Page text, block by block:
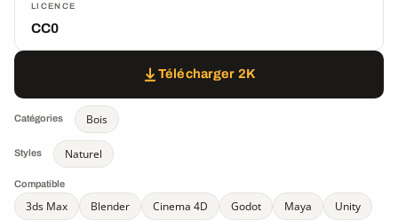
LICENCE
CC0
Télécharger 2K
Catégories Bois
Styles Naturel
Compatible
3ds Max Blender Cinema 4D Godot Maya
Unity